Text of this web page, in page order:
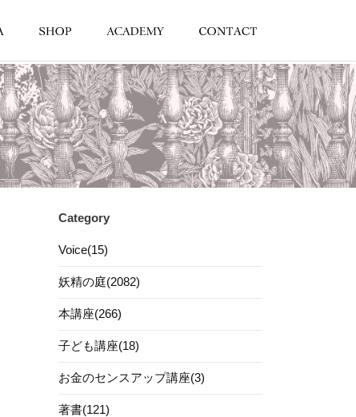
Category
Voice(15)
妖精の庭(2082)
本講座(266)
子ども講座(18)
お金のセンスアップ講座(3)
著書(121)